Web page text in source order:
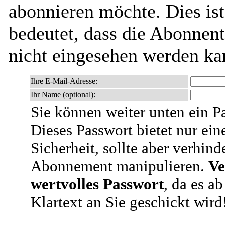
abonnieren möchte. Dies
bedeutet, dass die
nicht eingesehen werden
Ihre E-Mail-Adresse:
Ihr Name (optional):
Sie können weiter unten ein
Dieses Passwort bietet nur
Sicherheit, sollte aber
Abonnement manipulieren.
wertvolles Passwort, da es
Klartext an Sie geschickt